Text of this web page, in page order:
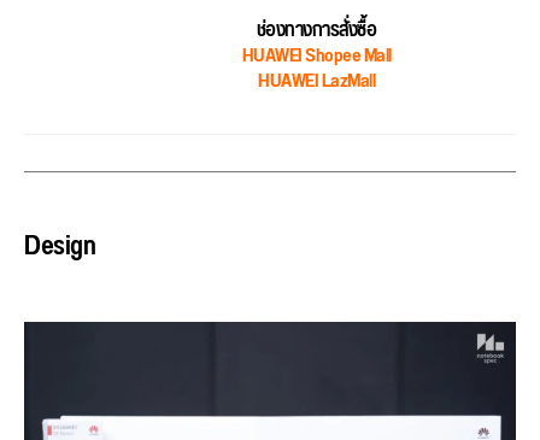
ช่องทางการสั่งซื้อ
HUAWEI Shopee Mall
HUAWEI LazMall
Design